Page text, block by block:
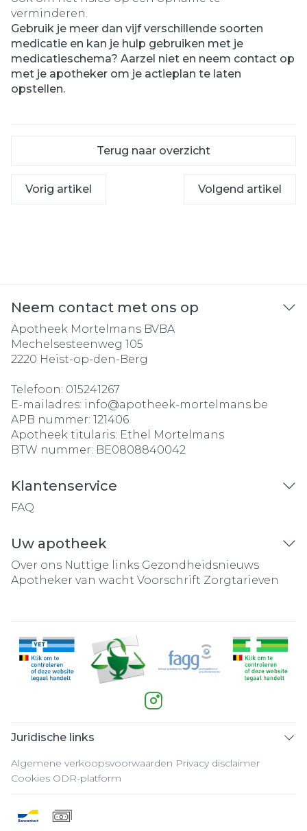
verminderen.
Gebruik je meer dan vijf verschillende soorten
medicatie en kan je hulp gebruiken met je
medicatieschema? Aarzel niet en neem contact op
met je apotheker om je actieplan te laten
opstellen.
Terug naar overzicht
Vorig artikel Volgend artikel
Neem contact met ons op
Apotheek Mortelmans BVBA
Mechelsesteenweg 105
2220 Heist-op-den-Berg
Telefoon: 015241267
E-mailadres: info@apotheek-mortelmans.be
APB nummer: 121406
Apotheek titularis: Ethel Mortelmans
BTW nummer: BE0808840042
Klantenservice
FAQ
Uw apotheek
Over ons Nuttige links Gezondheidsnieuws
Apotheker van wacht Voorschrift Zorgtarieven
Juridische links
Algemene verkoopsvoorwaarden Privacy disclaimer
Cookies ODR-platform